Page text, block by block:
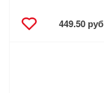
449.50 руб